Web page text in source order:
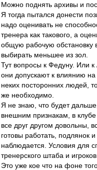
Можно поднять архивы и
Я тогда пытался донести
надо оценивать не
тренера как такового, а
общую рабочую обстановку
выбирать меньшее из зол.
Тут вопросы к Федуну. Или к
они допускают к влиянию
неких посторонних людей,
же необходимо.
Я не знаю, что будет
внешним признакам, в клубе
все друг другом довольны,
готовы работать, подлянок
наблюдается. Условия для
тренерского штаба и
Это уже кое что на фоне